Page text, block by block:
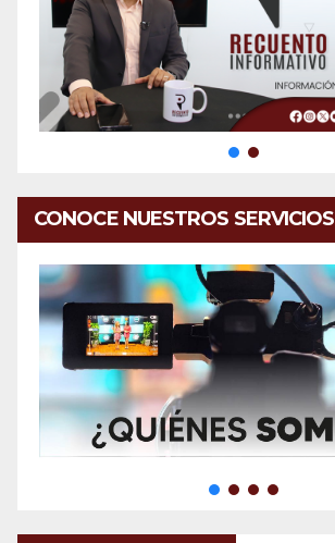
CONOCE NUESTROS SERVICIOS